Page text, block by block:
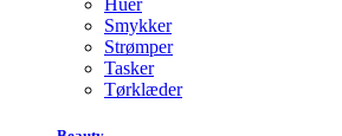
Huer
Smykker
Strømper
Tasker
Tørklæder